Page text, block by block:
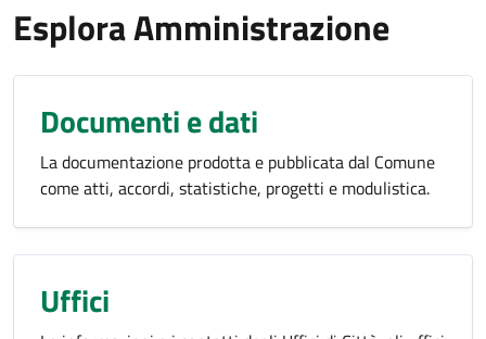
Esplora Amministrazione
Documenti e dati
La documentazione prodotta e pubblicata dal Comune
come atti, accordi, statistiche, progetti e modulistica.
Uffici